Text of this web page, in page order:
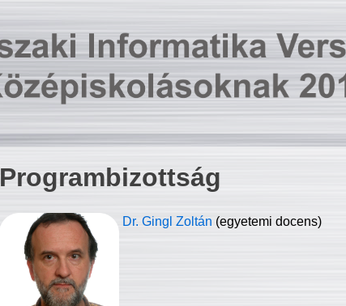
Programbizottság
Dr. Gingl Zoltán (egyetemi docens)